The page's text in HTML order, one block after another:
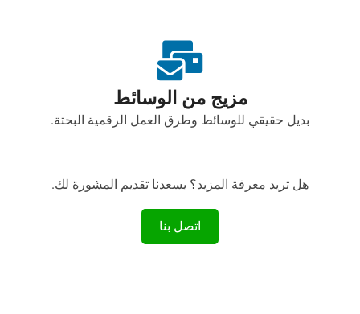
مزيج من الوسائط
بديل حقيقي للوسائط وطرق العمل الرقمية البحتة.
هل تريد معرفة المزيد؟ يسعدنا تقديم المشورة لك.
اتصل بنا